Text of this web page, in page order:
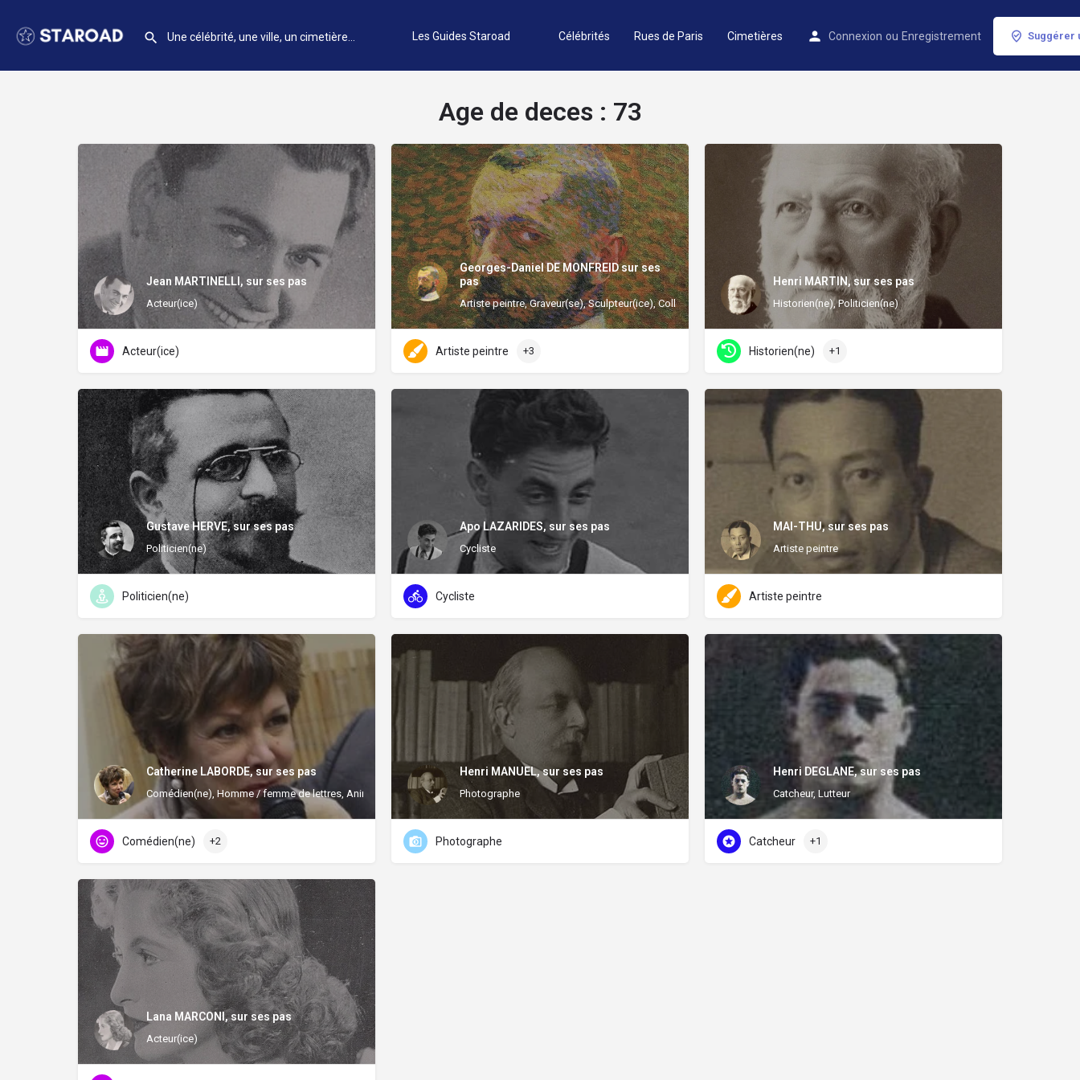
Les Guides Staroad Célébrités Rues de Paris Cimetières Connexion ou Enregistrement Suggérer
Age de deces : 73
Jean MARTINELLI, sur ses pas
Acteur(ice)
Acteur(ice)
Georges-Daniel DE MONFREID sur ses
pas
Artiste peintre, Graveur(se), Sculpteur(ice), Collectionneur(se)
Artiste peintre +3
Henri MARTIN, sur ses pas
Historien(ne), Politicien(ne)
Historien(ne) +1
Gustave HERVE, sur ses pas
Politicien(ne)
Politicien(ne)
Apo LAZARIDES, sur ses pas
Cycliste
Cycliste
MAI-THU, sur ses pas
Artiste peintre
Artiste peintre
Catherine LABORDE, sur ses pas
Comédien(ne), Homme / femme de lettres, Animateur(ice)
Comédien(ne) +2
Henri MANUEL, sur ses pas
Photographe
Photographe
Henri DEGLANE, sur ses pas
Catcheur, Lutteur
Catcheur +1
Lana MARCONI, sur ses pas
Acteur(ice)